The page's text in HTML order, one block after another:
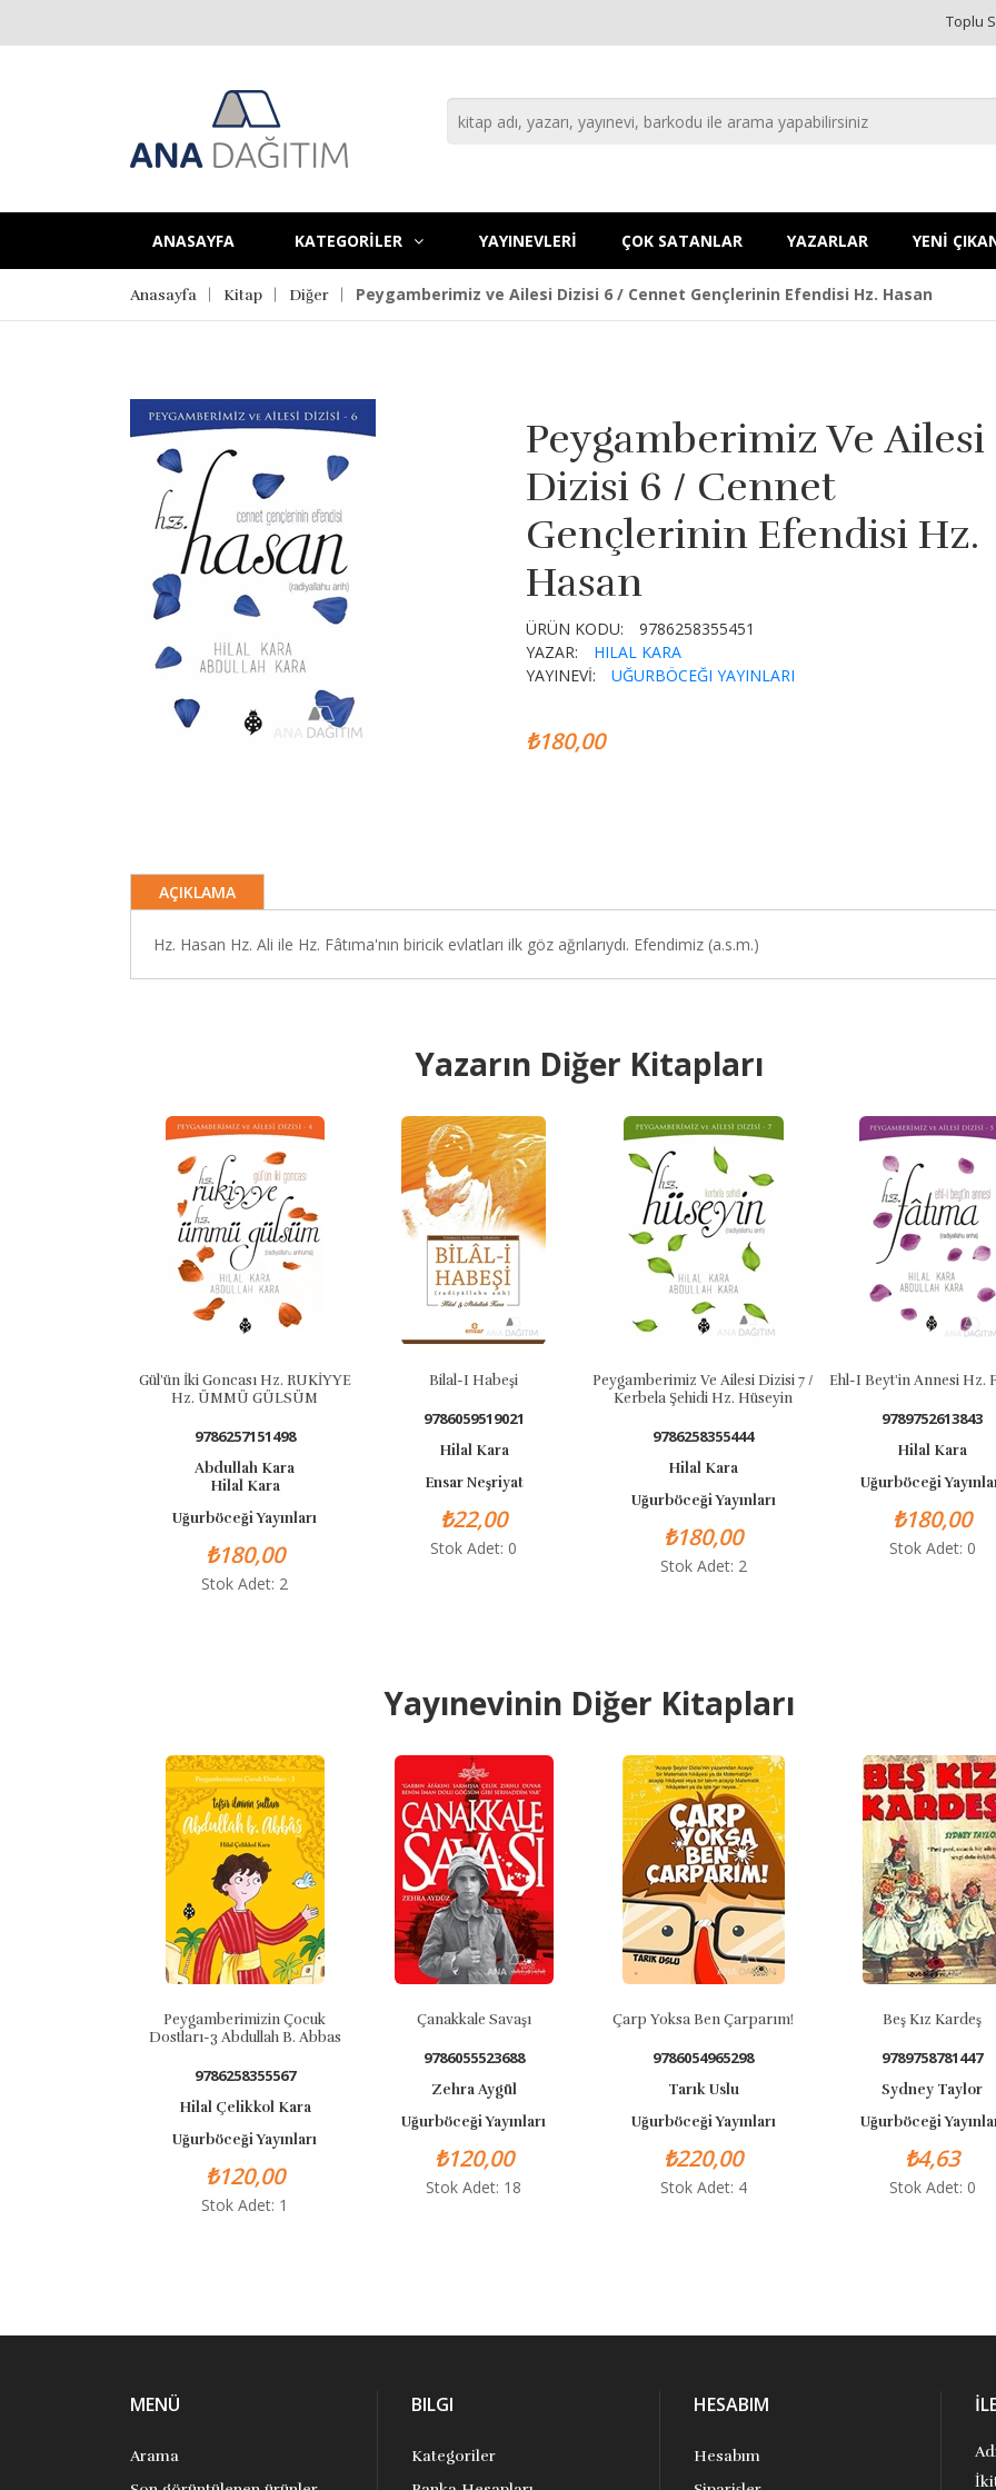
Toplu
ANASAYFA KATEGORİLER YAYINEVLERİ ÇOK SATANLAR YAZARLAR YENİ
Anasayfa Kitap Diğer Peygamberimiz ve Ailesi Dizisi 6 / Cennet Gençlerinin Efendisi Hz. Hasan
Peygamberimiz Ve Ailesi
Dizisi 6 / Cennet
Gençlerinin Efendisi Hz.
Hasan
ÜRÜN KODU:
9786258355451
YAZAR:
HILAL KARA
YAYINEVİ:
UĞURBÖCEĞI YAYINLARI
₺180,00
AÇIKLAMA
Hz. Hasan Hz. Ali ile Hz. Fâtıma'nın biricik evlatları ilk göz ağrılarıydı. Efendimiz (a.s.m.)
Yazarın Diğer Kitapları
Gül’ün İki Goncası Hz. RUKİYYE
Hz. ÜMMÜ GÜLSÜM
9786257151498
Abdullah Kara
Hilal Kara
Uğurböceği Yayınları
₺180,00
Stok Adet: 2
Bilal-I Habeşi
9786059519021
Hilal Kara
Ensar Neşriyat
Stok Adet: 0
Peygamberimiz Ve Ailesi Dizisi 7 /
Kerbela Şehidi Hz. Hüseyin
9786258355444
Hilal Kara
Uğurböceği Yayınları
₺180,00
Stok Adet: 2
Ehl-I Beyt'in Annesi Hz. Fatıma
9789752613843
Hilal Kara
Uğurböceği Yayınları
₺180,00
Stok Adet: 0
Yayınevinin Diğer Kitapları
Peygamberimizin Çocuk
Dostları-3 Abdullah B. Abbas
9786258355567
Hilal Çelikkol Kara
Uğurböceği Yayınları
₺120,00
Stok Adet: 1
Çanakkale Savaşı
9786055523688
Zehra Aygül
Uğurböceği Yayınları
₺120,00
Stok Adet: 18
Çarp Yoksa Ben Çarparım!
9786054965298
Tarık Uslu
Uğurböceği Yayınları
₺220,00
Stok Adet: 4
Beş Kız Kardeş
9789758781447
Sydney Taylor
Uğurböceği Yayınları
₺4,63
Stok Adet: 0
MENÜ
Arama
BILGI
Kategoriler
HESABIM
Hesabım